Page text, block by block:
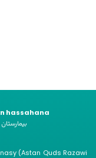
hassahana
(Astan Quds Razawi